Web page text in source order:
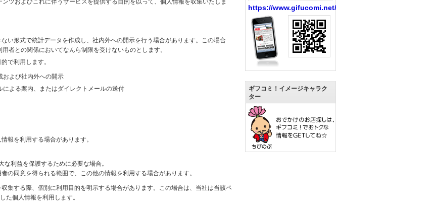
ツおよびこれに伴うサービスを提供する目的を以って、個人情報を収集いたしま
い形式で統計データを作成し、社内外への開示を行う場合があります。この場合
者との関係においてなんら制限を受けないものとします。
で利用します。
および社内外への開示
よる案内、またはダイレクトメールの送付
報を利用する場合があります。
利益を保護するために必要な場合。
の同意を得られる範囲で、この他の情報を利用する場合があります。
集する際、個別に利用目的を明示する場合があります。この場合は、当社は当該ペ
た個人情報を利用します。
https://www.gifucomi.net/
ギフコミ！イメージキャラク
ター